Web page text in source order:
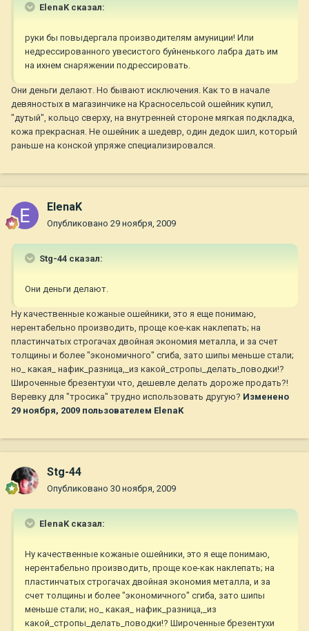
ElenaK сказал:
руки бы повыдергала производителям амуниции! Или
недрессированного увесистого буйненького лабра дать им
на ихнем снаряжении подрессировать.
Они деньги делают. Но бывают исключения. Как то в начале
девяностых в магазинчике на Красносельсой ошейник купил,
"дутый", кольцо сверху, на внутренней стороне мягкая подкладка,
кожа прекрасная. Не ошейник а шедевр, один дедок шил, который
раньше на конской упряже специализировался.
ElenaK
Опубликовано 29 ноября, 2009
Stg-44 сказал:
Они деньги делают.
Ну качественные кожаные ошейники, это я еще понимаю,
нерентабельно производить, проще кое-как наклепать; на
пластинчатых строгачах двойная экономия металла, и за счет
толщины и более "экономичного" сгиба, зато шипы меньше стали;
но_ какая_ нафик_разница,_из какой_стропы_делать_поводки!?
Широченные брезентухи что, дешевле делать дороже продать?!
Веревку для "тросика" трудно использовать другую? Изменено
29 ноября, 2009 пользователем ElenaK
Stg-44
Опубликовано 30 ноября, 2009
ElenaK сказал:
Ну качественные кожаные ошейники, это я еще понимаю,
нерентабельно производить, проще кое-как наклепать; на
пластинчатых строгачах двойная экономия металла, и за
счет толщины и более "экономичного" сгиба, зато шипы
меньше стали; но_ какая_ нафик_разница,_из
какой_стропы_делать_поводки!? Широченные брезентухи